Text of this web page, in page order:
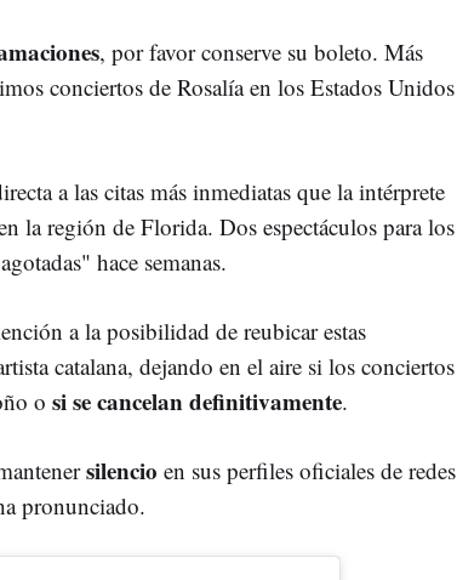
, por favor conserve su boleto. Más
conciertos de Rosalía en los Estados Unidos
a las citas más inmediatas que la intérprete
la región de Florida. Dos espectáculos para los
hace semanas.
a la posibilidad de reubicar estas
catalana, dejando en el aire si los conciertos
o si se cancelan definitivamente.
silencio en sus perfiles oficiales de redes
pronunciado.